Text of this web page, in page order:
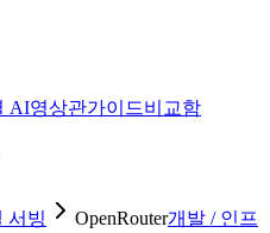
AI영상관가이드비교함
서빙 OpenRouter개발 / 인프